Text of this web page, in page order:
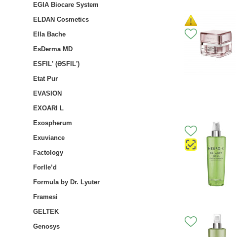
EGIA Biocare System
ELDAN Cosmetics
Ella Bache
EsDerma MD
ESFIL' (ƏSFIL')
Etat Pur
EVASION
EXOARI L
Exospherum
Exuviance
Factology
Forlle’d
Formula by Dr. Lyuter
Framesi
GELTEK
Genosys